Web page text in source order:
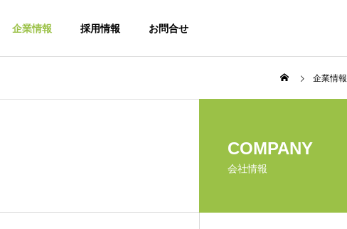
企業情報 採用情報 お問合せ
会社概要
企業情報
COMPANY
会社情報